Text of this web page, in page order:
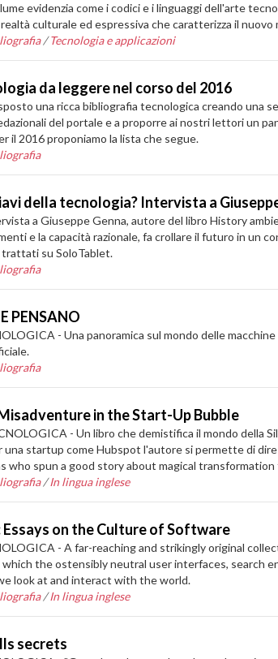
evidenzia come i codici e i linguaggi dell'arte
culturale ed espressiva che caratterizza il nuovo
/Tecnologia e applicazioni
da leggere nel corso del 2016
una ricca bibliografia tecnologica creando una
del portale e a proporre ai nostri lettori un
il 2016 proponiamo la lista che segue.
della tecnologia? Intervista a
a Giuseppe Genna, autore del libro History
e la capacità razionale, fa crollare il futuro in un
trattati su SoloTablet.
PENSANO
- Una panoramica sul mondo delle
in the Start-Up Bubble
- Un libro che demistifica il mondo della
startup come Hubspot l'autore si permette di
who spun a good story about magical
/In lingua inglese
Essays on the Culture of Software
- A far-reaching and strikingly original
the ostensibly neutral user interfaces, search
look at and interact with the world.
/In lingua inglese
secrets